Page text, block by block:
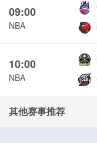
09:00
NBA
10:00
NBA
其他赛事推荐